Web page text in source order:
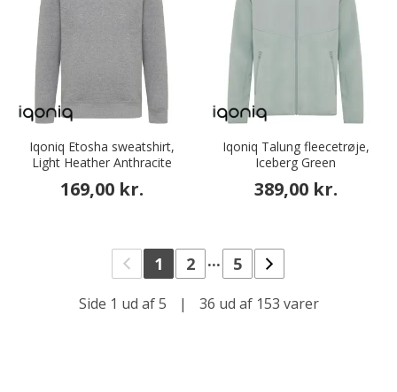
Iqoniq Etosha sweatshirt,
Light Heather Anthracite
169,00 kr.
Iqoniq Talung fleecetrøje,
Iceberg Green
389,00 kr.
1 2 ... 5
Side 1 ud af 5 | 36 ud af 153 varer